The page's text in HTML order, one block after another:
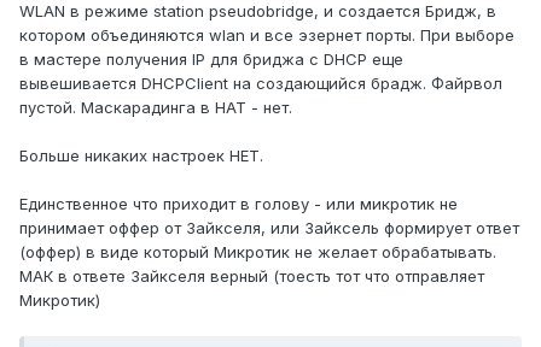
WLAN в режиме station pseudobridge, и создается Бридж, в
котором объединяются wlan и все эзернет порты. При выборе
в мастере получения IP для бриджа с DHCP еще
вывешивается DHCPClient на создающийся брадж. Файрвол
пустой. Маскарадинга в НАТ - нет.
Больше никаких настроек НЕТ.
Единственное что приходит в голову - или микротик не
принимает оффер от Зайкселя, или Зайксель формирует ответ
(оффер) в виде который Микротик не желает обрабатывать.
МАК в ответе Зайкселя верный (тоесть тот что отправляет
Микротик)